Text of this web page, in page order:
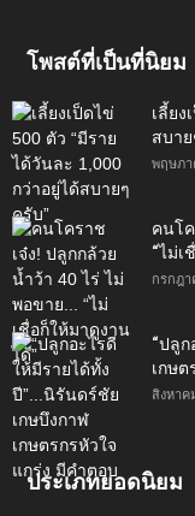
โพสต์ที่เป็นที่นิยม
เลี้ยง
สบาย
พฤษภา
คนโ
“ไม่เ
กรกฎา
“ปลู
เกษต
สิงหาค
ประเภทยอดนิยม